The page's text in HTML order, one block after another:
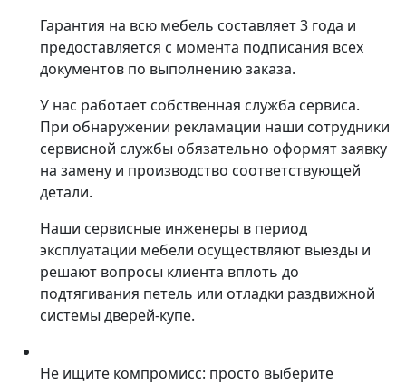
Гарантия на всю мебель составляет 3 года и
предоставляется с момента подписания всех
документов по выполнению заказа.
У нас работает собственная служба сервиса.
При обнаружении рекламации наши сотрудники
сервисной службы обязательно оформят заявку
на замену и производство соответствующей
детали.
Наши сервисные инженеры в период
эксплуатации мебели осуществляют выезды и
решают вопросы клиента вплоть до
подтягивания петель или отладки раздвижной
системы дверей-купе.
Не ищите компромисс: просто выберите